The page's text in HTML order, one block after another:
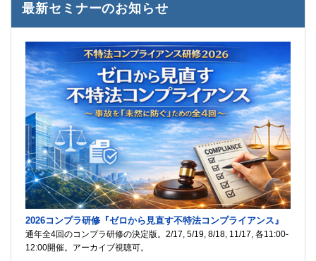
最新セミナーのお知らせ
2026コンプラ研修『ゼロから見直す不特法コンプライアンス』
通年全4回のコンプラ研修の決定版。2/17, 5/19, 8/18, 11/17, 各11:00-
12:00開催。アーカイブ視聴可。